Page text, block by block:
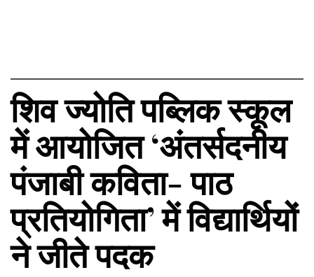
शिव ज्योति पब्लिक स्कूल
में आयोजित ‘अंतर्सदनीय
पंजाबी कविता- पाठ
प्रतियोगिता’ में विद्यार्थियों
ने जीते पदक